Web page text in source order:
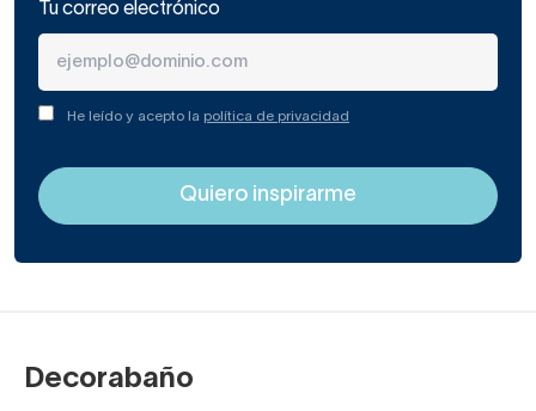
Tu correo electrónico
He leído y acepto la política de privacidad
Decorabaño